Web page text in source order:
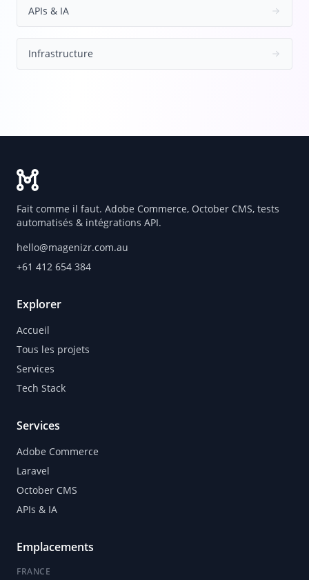
APIs & IA
Infrastructure
Fait comme il faut. Adobe Commerce, October CMS, tests
automatisés & intégrations API.
hello@magenizr.com.au
+61 412 654 384
Explorer
Accueil
Tous les projets
Services
Tech Stack
Services
Adobe Commerce
Laravel
October CMS
APIs & IA
Emplacements
FRANCE